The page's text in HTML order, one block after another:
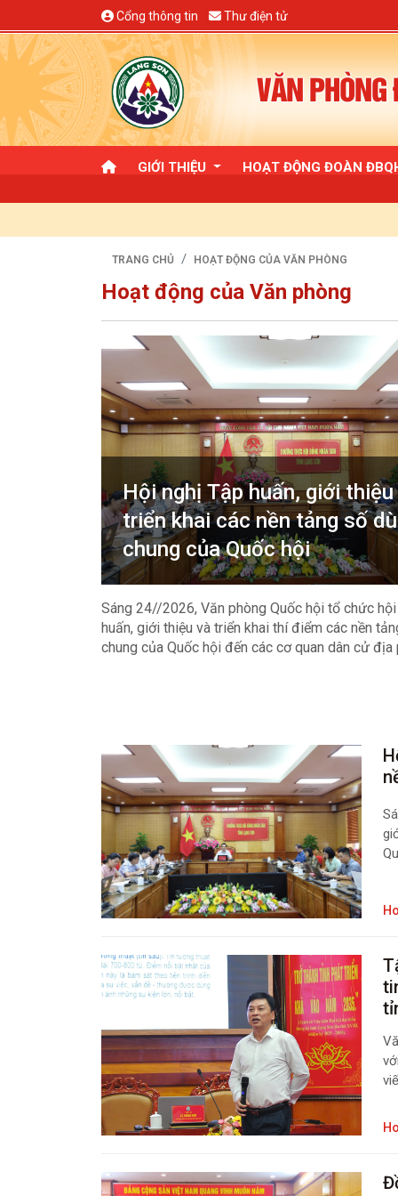
Cổng thông tin Thư điện tử
VĂN
GIỚI THIỆU HOẠT ĐỘNG ĐOÀN
TRANG CHỦ HOẠT ĐỘNG CỦA VĂN PHÒNG
Hoạt động của Văn phòng
Hội nghị Tập huấn, giới thiệu
triển khai các nền tảng số
chung của Quốc hội
Sáng 24//2026, Văn phòng Quốc hội tổ chức
huấn, giới thiệu và triển khai thí điểm các nền
chung của Quốc hội đến các cơ quan dân cử địa